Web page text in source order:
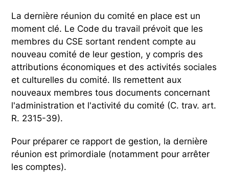
La dernière réunion du comité en place est un
moment clé. Le Code du travail prévoit que les
membres du CSE sortant rendent compte au
nouveau comité de leur gestion, y compris des
attributions économiques et des activités sociales
et culturelles du comité. Ils remettent aux
nouveaux membres tous documents concernant
l'administration et l'activité du comité (C. trav. art.
R. 2315-39).
Pour préparer ce rapport de gestion, la dernière
réunion est primordiale (notamment pour arrêter
les comptes).